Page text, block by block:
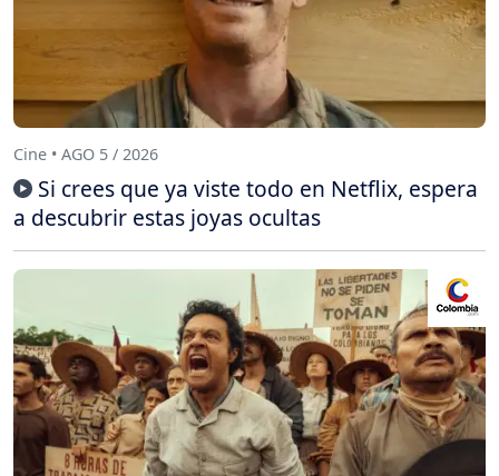
Cine • AGO 5 / 2026
Si crees que ya viste todo en Netflix, espera
a descubrir estas joyas ocultas